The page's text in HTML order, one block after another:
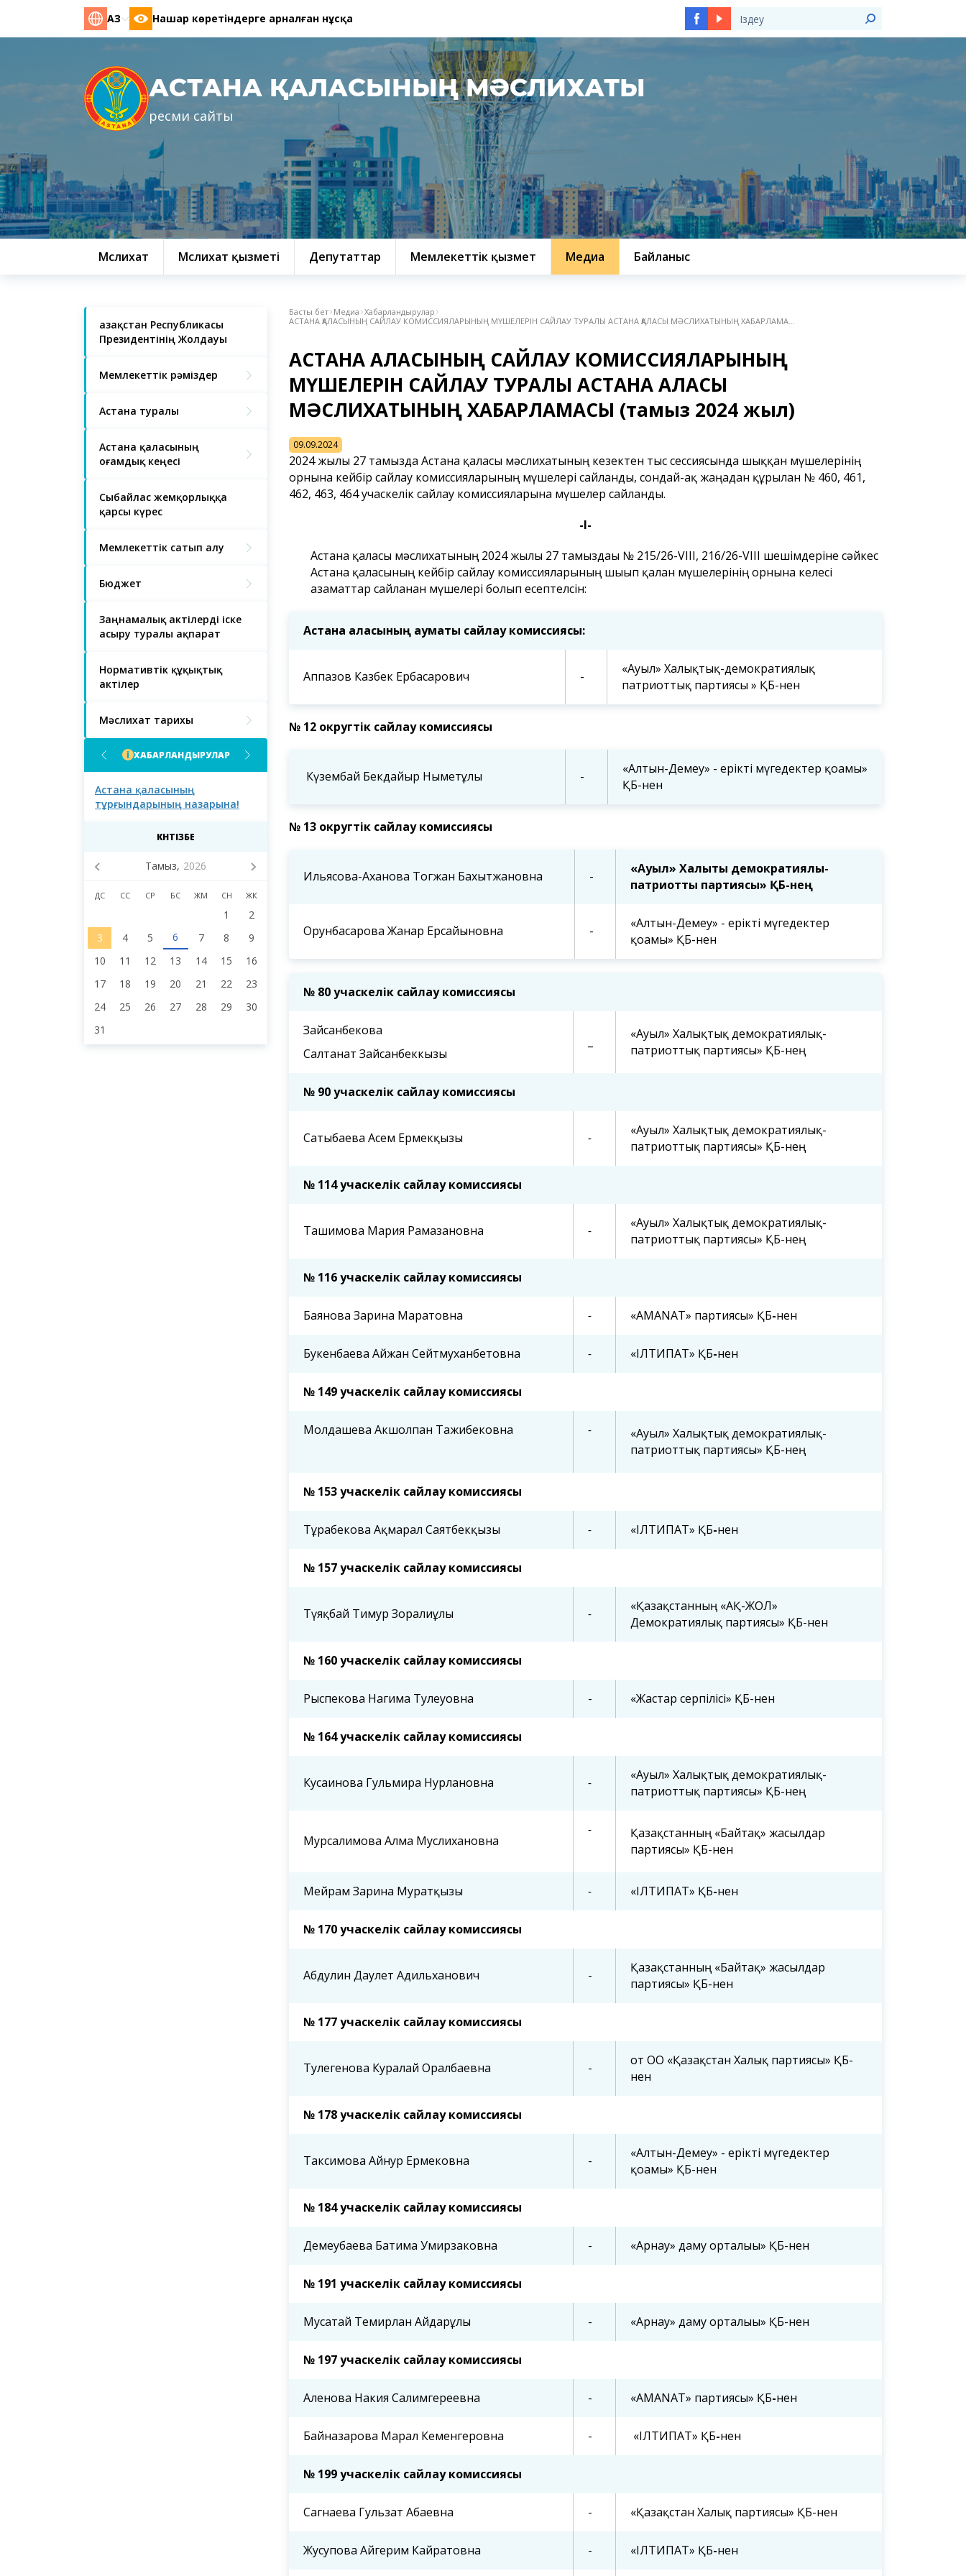
ҚАЗ Нашар көретіндерге арналған нұсқа
АСТАНА ҚАЛАСЫНЫҢ МӘСЛИХАТЫ
ресми сайты
Мәслихат Мәслихат қызметі Депутаттар Мемлекеттік қызмет Медиа Байланыс
Қазақстан Республикасы
Президентінің Жолдауы
Мемлекеттік рәміздер
Астана туралы
Астана қаласының
Қоғамдық кеңесі
Сыбайлас жемқорлыққа
қарсы күрес
Мемлекеттік сатып алу
Бюджет
Заңнамалық актілерді іске
асыру туралы ақпарат
Нормативтік құқықтық
актілер
Мәслихат тарихы
ХАБАРЛАНДЫРУЛАР
Астана қаласының
тұрғындарының назарына!
сегізінші сайланым
Елорда тұрғындарының
назарына!
КҮНТІЗБЕ
Тамыз, 2026
ДС СС СР БС ЖМ СН ЖК
1
2
3
4 5 6 7 8
9
10
11 12 13 14 15
16
17
18 19 20 21 22
23
24
25 26 27 28 29
30
31
Басты бет Медиа Хабарландырулар
АСТАНА ҚАЛАСЫНЫҢ САЙЛАУ КОМИССИЯЛАРЫНЫҢ МҮШЕЛЕРІН САЙЛАУ ТУРАЛЫ АСТАНА ҚАЛАСЫ МӘСЛИХАТЫНЫҢ ХАБАРЛАМА...
АСТАНА ҚАЛАСЫНЫҢ САЙЛАУ КОМИССИЯЛАРЫНЫҢ
МҮШЕЛЕРІН САЙЛАУ ТУРАЛЫ АСТАНА ҚАЛАСЫ
МӘСЛИХАТЫНЫҢ ХАБАРЛАМАСЫ (тамыз 2024 жыл)
09.09.2024
2024 жылғы 27 тамызда Астана қаласы мәслихатының кезектен тыс сессиясында шыққан мүшелерінің
орнына кейбір сайлау комиссияларының мүшелері сайланды, сондай-ақ жаңадан құрылған № 460, 461,
462, 463, 464 учаскелік сайлау комиссияларына мүшелер сайланды.
-I-
Астана қаласы мәслихатының 2024 жылғы 27 тамыздағы № 215/26-VIII, 216/26-VIII шешімдеріне сәйкес
Астана қаласының кейбір сайлау комиссияларының шығып қалған мүшелерінің орнына келесі
азаматтар сайланған мүшелері болып есептелсін:
Астана қаласының аумақтық сайлау комиссиясы:
Аппазов Казбек Ербасарович -
«Ауыл» Халықтық-демократиялық
патриоттық партиясы » ҚБ-нен
№ 12 округтік сайлау комиссиясы
Күзембай Бекдайыр Нығметұлы -
«Алтын-Демеу» - ерікті мүгедектер қоғамы»
ҚБ-нен
№ 13 округтік сайлау комиссиясы
Ильясова-Аханова Тогжан Бахытжановна -
«Ауыл» Халықтық демократиялық-
патриоттық партиясы» ҚБ-нең
Орунбасарова Жанар Ерсайыновна -
«Алтын-Демеу» - ерікті мүгедектер
қоғамы» ҚБ-нен
№ 80 учаскелік сайлау комиссиясы
Зайсанбекова
Салтанат Зайсанбеккызы
«Ауыл» Халықтық демократиялық-
патриоттық партиясы» ҚБ-нең
№ 90 учаскелік сайлау комиссиясы
Сатыбаева Асем Ермекқызы -
«Ауыл» Халықтық демократиялық-
патриоттық партиясы» ҚБ-нең
№ 114 учаскелік сайлау комиссиясы
Ташимова Мария Рамазановна -
«Ауыл» Халықтық демократиялық-
патриоттық партиясы» ҚБ-нең
№ 116 учаскелік сайлау комиссиясы
Баянова Зарина Маратовна - «AMANAT» партиясы» ҚБ-нен
Букенбаева Айжан Сейтмуханбетовна - «ІЛТИПАТ» ҚБ-нен
№ 149 учаскелік сайлау комиссиясы
Молдашева Акшолпан Тажибековна -
«Ауыл» Халықтық демократиялық-
патриоттық партиясы» ҚБ-нең
№ 153 учаскелік сайлау комиссиясы
Тұрабекова Ақмарал Саятбекқызы - «ІЛТИПАТ» ҚБ-нен
№ 157 учаскелік сайлау комиссиясы
Түяқбай Тимур Зорғалиұлы -
«Қазақстанның «АҚ-ЖОЛ»
Демократиялық партиясы» ҚБ-нен
№ 160 учаскелік сайлау комиссиясы
Рыспекова Нагима Тулеуовна - «Жастар серпілісі» ҚБ-нен
№ 164 учаскелік сайлау комиссиясы
Кусаинова Гульмира Нурлановна -
«Ауыл» Халықтық демократиялық-
патриоттық партиясы» ҚБ-нең
Мурсалимова Алма Муслихановна
-
Қазақстанның «Байтақ» жасылдар
партиясы» ҚБ-нен
Мейрам Зарина Муратқызы - «ІЛТИПАТ» ҚБ-нен
№ 170 учаскелік сайлау комиссиясы
Абдулин Даулет Адильханович -
Қазақстанның «Байтақ» жасылдар
партиясы» ҚБ-нен
№ 177 учаскелік сайлау комиссиясы
Тулегенова Куралай Оралбаевна -
от ОО «Қазақстан Халық партиясы» ҚБ-
нен
№ 178 учаскелік сайлау комиссиясы
Таксимова Айнур Ермековна -
«Алтын-Демеу» - ерікті мүгедектер
қоғамы» ҚБ-нен
№ 184 учаскелік сайлау комиссиясы
Демеубаева Батима Умирзаковна - «Арнау» даму орталығы» ҚБ-нен
№ 191 учаскелік сайлау комиссиясы
Мусатай Темирлан Айдарұлы - «Арнау» даму орталығы» ҚБ-нен
№ 197 учаскелік сайлау комиссиясы
Аленова Накия Салимгереевна - «AMANAT» партиясы» ҚБ-нен
Байназарова Марал Кеменгеровна - «ІЛТИПАТ» ҚБ-нен
№ 199 учаскелік сайлау комиссиясы
Сагнаева Гульзат Абаевна - «Қазақстан Халық партиясы» ҚБ-нен
Жусупова Айгерим Кайратовна - «ІЛТИПАТ» ҚБ-нен